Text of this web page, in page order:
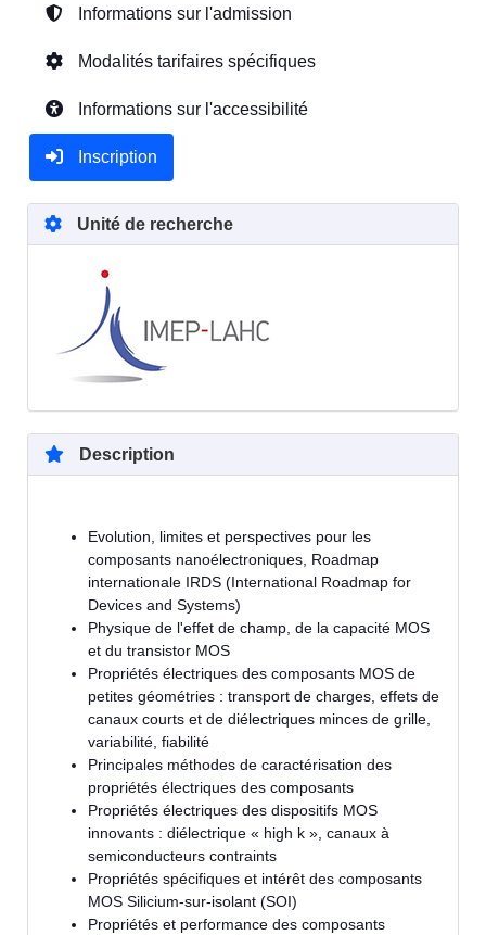
Informations sur l'admission
Modalités tarifaires spécifiques
Informations sur l'accessibilité
Inscription
Unité de recherche
Description
Evolution, limites et perspectives pour les
composants nanoélectroniques, Roadmap
internationale IRDS (International Roadmap for
Devices and Systems)
Physique de l'effet de champ, de la capacité MOS
et du transistor MOS
Propriétés électriques des composants MOS de
petites géométries : transport de charges, effets de
canaux courts et de diélectriques minces de grille,
variabilité, fiabilité
Principales méthodes de caractérisation des
propriétés électriques des composants
Propriétés électriques des dispositifs MOS
innovants : diélectrique « high k », canaux à
semiconducteurs contraints
Propriétés spécifiques et intérêt des composants
MOS Silicium-sur-isolant (SOI)
Propriétés et performance des composants